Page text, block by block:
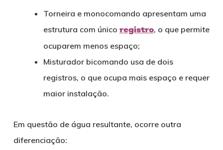
Torneira e monocomando apresentam uma
estrutura com único registro, o que permite
ocuparem menos espaço;
Misturador bicomando usa de dois
registros, o que ocupa mais espaço e requer
maior instalação.
Em questão de água resultante, ocorre outra
diferenciação: